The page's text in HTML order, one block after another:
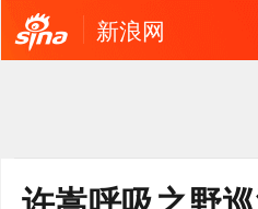
新浪网